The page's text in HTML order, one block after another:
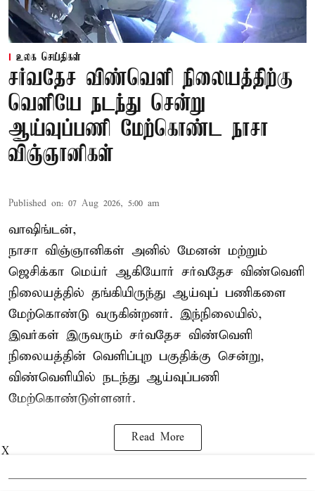
உலக செய்திகள்
சர்வதேச விண்வெளி நிலையத்திற்கு
வெளியே நடந்து சென்று
ஆய்வுப்பணி மேற்கொண்ட நாசா
விஞ்ஞானிகள்
Published on: 07 Aug 2026, 5:00 am
வாஷிங்டன்,
நாசா விஞ்ஞானிகள் அனில் மேனன் மற்றும்
ஜெசிக்கா மெய்ர் ஆகியோர் சர்வதேச விண்வெளி
நிலையத்தில் தங்கியிருந்து ஆய்வுப் பணிகளை
மேற்கொண்டு வருகின்றனர். இந்நிலையில்,
இவர்கள் இருவரும் சர்வதேச விண்வெளி
நிலையத்தின் வெளிப்புற பகுதிக்கு சென்று,
விண்வெளியில் நடந்து ஆய்வுப்பணி
மேற்கொண்டுள்ளனர்.
Read More
X